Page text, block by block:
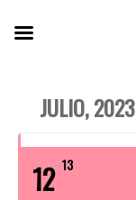
JULIO, 2023
12 13